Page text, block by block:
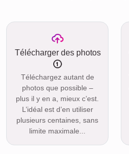
Télécharger des photos
Téléchargez autant de
photos que possible –
plus il y en a, mieux c’est.
L’idéal est d’en utiliser
plusieurs centaines, sans
limite maximale...